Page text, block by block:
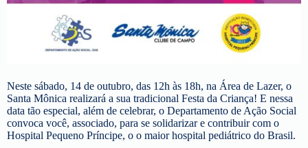
Neste sábado, 14 de outubro, das 12h às 18h, na Área de Lazer, o
Santa Mônica realizará a sua tradicional Festa da Criança! E nessa
data tão especial, além de celebrar, o Departamento de Ação Social
convoca você, associado, para se solidarizar e contribuir com o
Hospital Pequeno Príncipe, o o maior hospital pediátrico do Brasil.